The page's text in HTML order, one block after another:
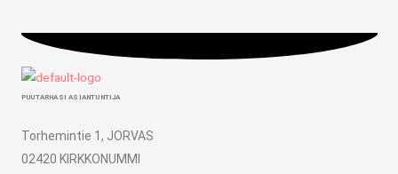
PUUTARHASI ASIANTUNTIJA
Torhemintie 1, JORVAS
02420 KIRKKONUMMI